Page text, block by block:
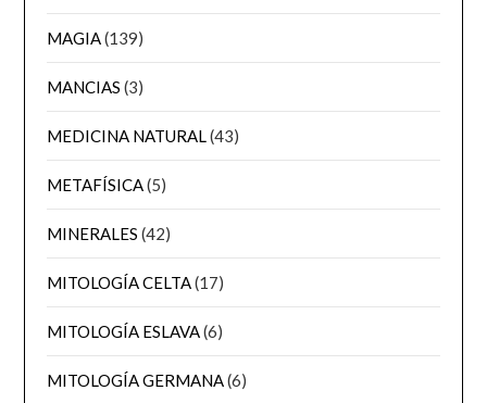
MAGIA(139)
MANCIAS (3)
MEDICINA NATURAL(43)
METAFÍSICA(5)
MINERALES (42)
MITOLOGÍA CELTA(17)
MITOLOGÍA ESLAVA(6)
MITOLOGÍA GERMANA(6)